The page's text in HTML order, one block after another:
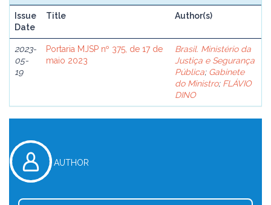
Issue
Date
Title Author(s)
2023-
05-
19
Portaria MJSP nº 375, de 17 de
maio 2023
Brasil. Ministério da
Justiça e Segurança
Pública; Gabinete
do Ministro; FLÁVIO
DINO
AUTHOR